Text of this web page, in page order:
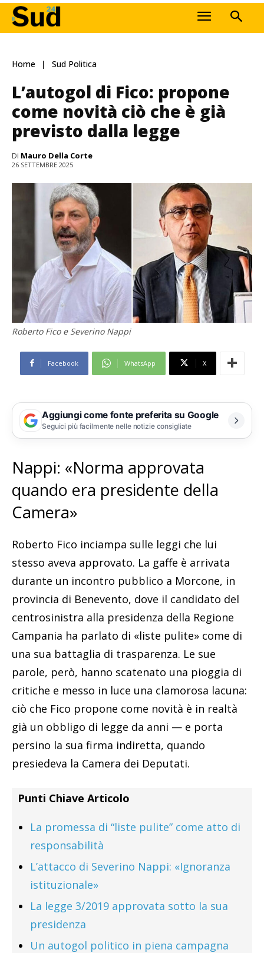
Home Sud Politica
L’autogol di Fico: propone
come novità ciò che è già
previsto dalla legge
Di Mauro Della Corte
26 SETTEMBRE 2025
Roberto Fico e Severino Nappi
Facebook WhatsApp X
Aggiungi come fonte preferita su Google
Seguici più facilmente nelle notizie consigliate
Nappi: «Norma approvata
quando era presidente della
Camera»
Roberto Fico inciampa sulle leggi che lui
stesso aveva approvato. La gaffe è arrivata
durante un incontro pubblico a Morcone, in
provincia di Benevento, dove il candidato del
centrosinistra alla presidenza della Regione
Campania ha parlato di «liste pulite» come di
una sua battaglia di trasparenza. Le sue
parole, però, hanno scatenato una pioggia di
critiche e messo in luce una clamorosa lacuna:
ciò che Fico propone come novità è in realtà
già un obbligo di legge da anni — e porta
persino la sua firma indiretta, quando
presiedeva la Camera dei Deputati.
Punti Chiave Articolo
La promessa di “liste pulite” come atto di
responsabilità
L’attacco di Severino Nappi: «Ignoranza
istituzionale»
La legge 3/2019 approvata sotto la sua
presidenza
Un autogol politico in piena campagna